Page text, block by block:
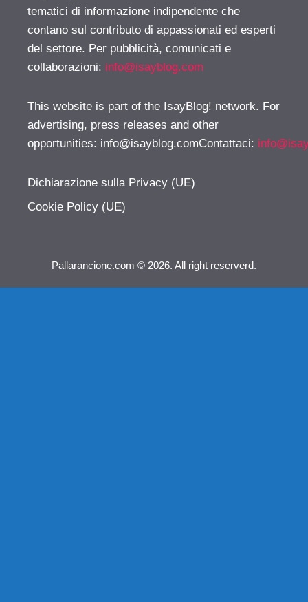
tematici di informazione indipendente che
contano sul contributo di appassionati ed esperti
del settore. Per pubblicità, comunicati e
collaborazioni: info@isayblog.com
This website is part of the IsayBlog! network. For
advertising, press releases and other
opportunities: info@isayblog.comContattaci:
Dichiarazione sulla Privacy (UE)
Cookie Policy (UE)
Pallarancione.com © 2026. All right reserverd.